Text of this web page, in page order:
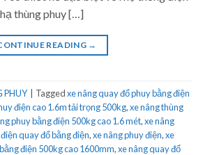
thùng phuy […]
READING →
PHUY Taggedxe nâng quay đổ phuy bằng điện
điện cao 1.6m tải trọng 500kg,xe nâng thùng
phuy bằng điện 500kg cao 1.6 mét,xe nâng
quay đổ bằng điện,xe nâng phuy điện,xe
điện 500kg cao 1600mm,xe nâng quay đổ